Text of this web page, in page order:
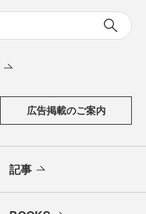
広告掲載のご案内
記事